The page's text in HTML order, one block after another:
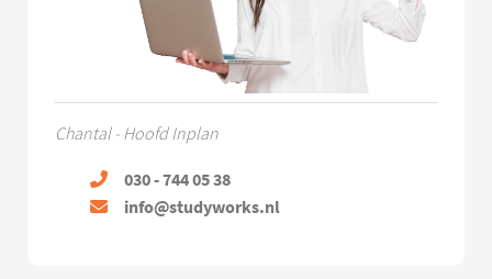
Chantal - Hoofd Inplan
030 - 744 05 38
info@studyworks.nl